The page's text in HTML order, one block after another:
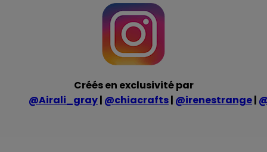
Créés en exclusivité par
@Airali_gray| @chiacrafts| @irenestrange|